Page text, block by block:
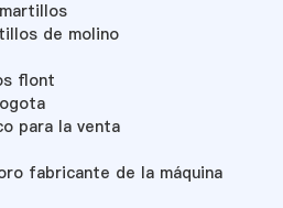
de molino
flont
para la venta
fabricante de la máquina